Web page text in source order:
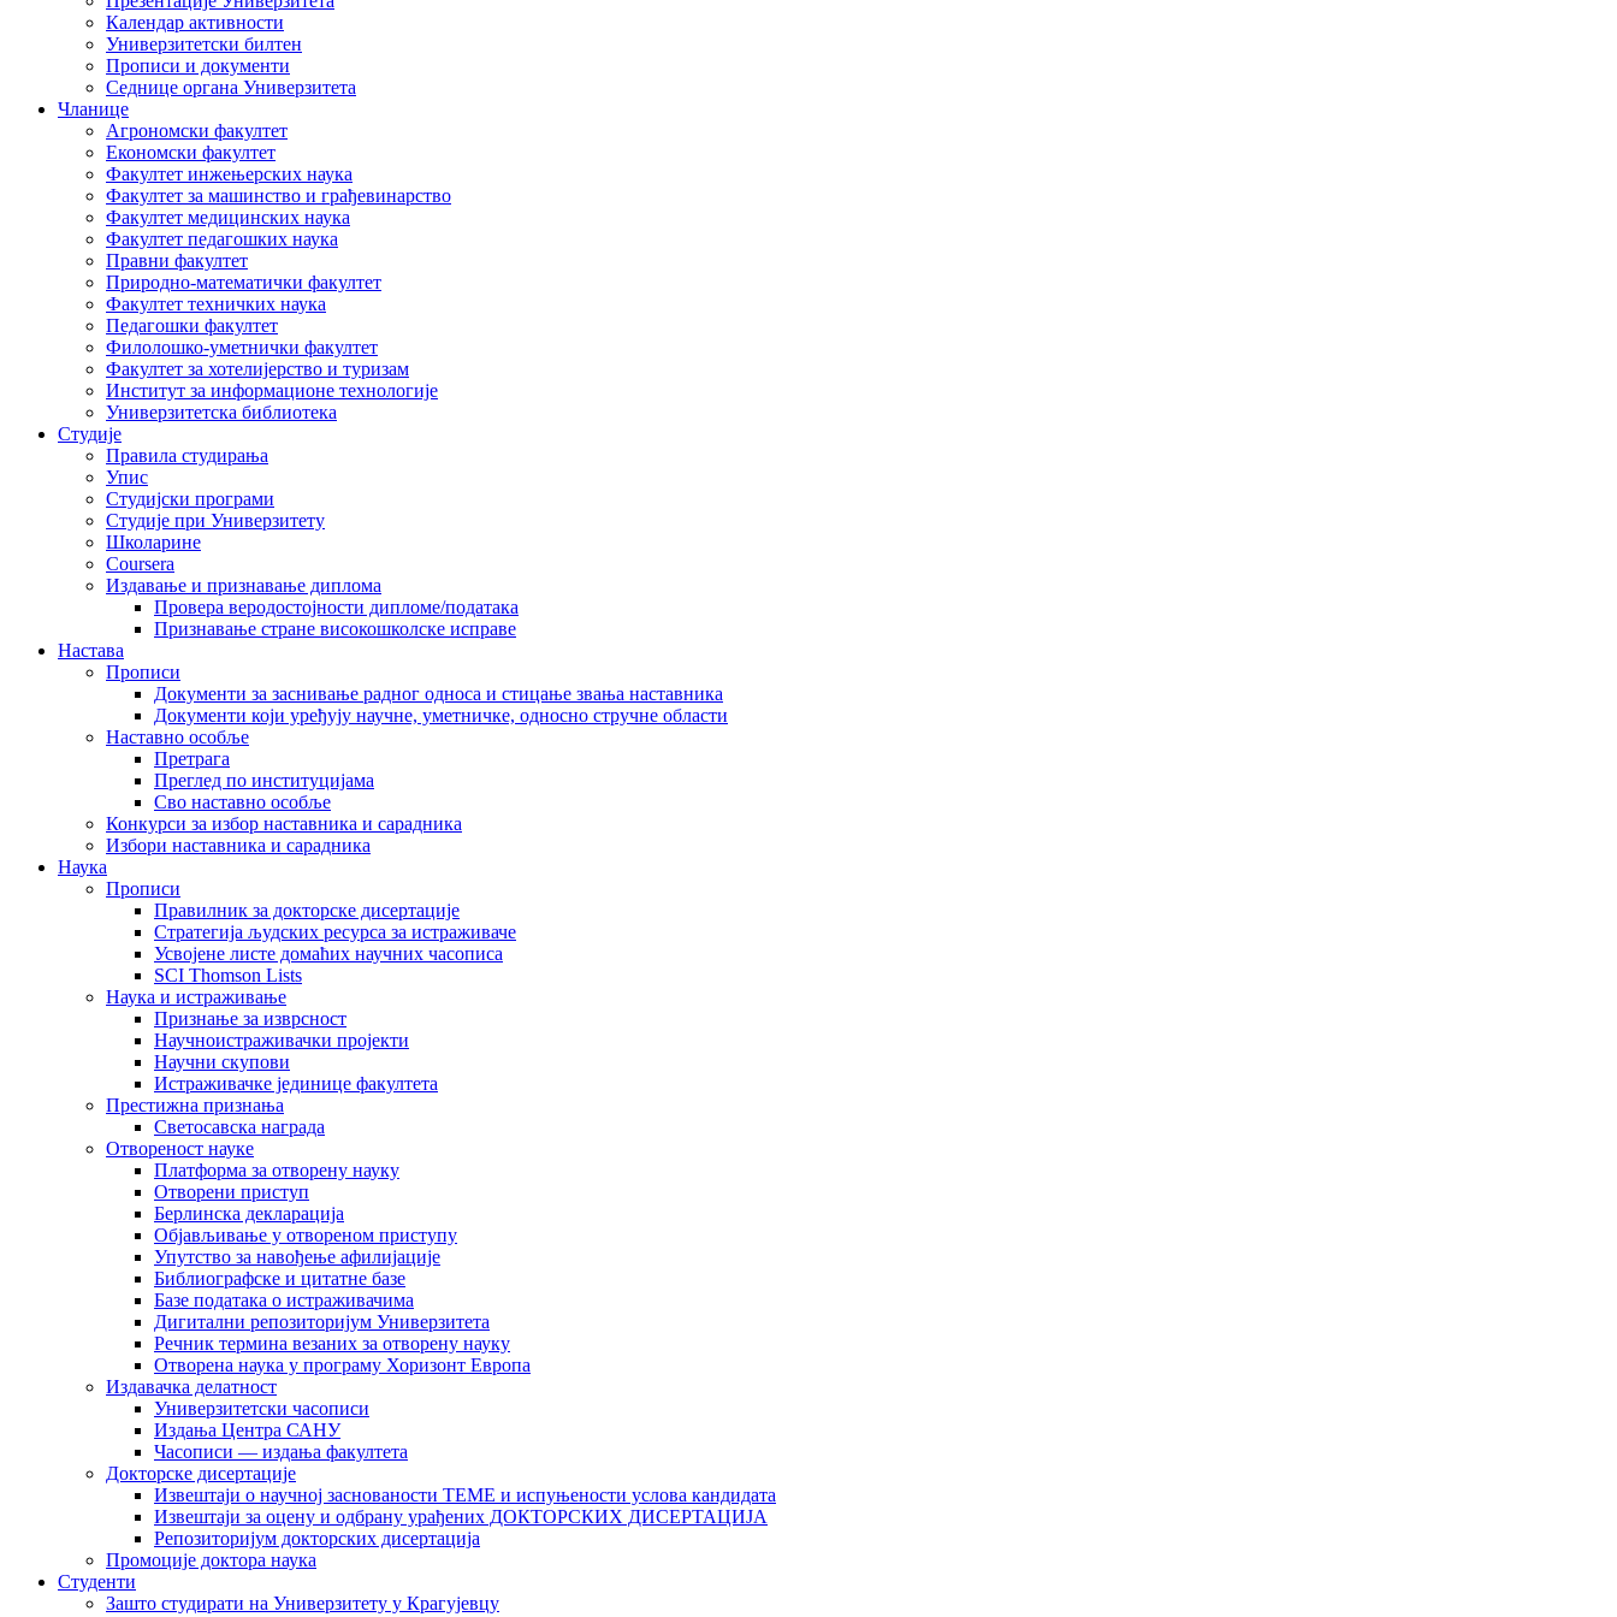
Календар активности
Универзитетски билтен
Прописи и документи
Седнице органа Универзитета
Чланице
Агрономски факултет
Економски факултет
Факултет инжењерских наука
Факултет за машинство и грађевинарство
Факултет медицинских наука
Факултет педагошких наука
Правни факултет
Природно-математички факултет
Факултет техничких наука
Педагошки факултет
Филолошко-уметнички факултет
Факултет за хотелијерство и туризам
Институт за информационе технологије
Универзитетска библиотека
Студије
Правила студирања
Упис
Студијски програми
Студије при Универзитету
Школарине
Coursera
Издавање и признавање диплома
Провера веродостојности дипломе/података
Признавање стране високошколске исправе
Настава
Прописи
Документи за заснивање радног односа и стицање звања наставника
Документи који уређују научне, уметничке, односно стручне области
Наставно особље
Претрага
Преглед по институцијама
Сво наставно особље
Конкурси за избор наставника и сарадника
Избори наставника и сарадника
Наука
Прописи
Правилник за докторске дисертације
Стратегија људских ресурса за истраживаче
Усвојене листе домаћих научних часописа
SCI Thomson Lists
Наука и истраживање
Признање за изврсност
Научноистраживачки пројекти
Научни скупови
Истраживачке јединице факултета
Престижна признања
Светосавска награда
Отвореност науке
Платформа за отворену науку
Отворени приступ
Берлинска декларација
Објављивање у отвореном приступу
Упутство за навођење афилијације
Библиографске и цитатне базе
Базе података о истраживачима
Дигитални репозиторијум Универзитета
Рeчник термина везаних за отворену науку
Отворена наука у програму Хоризонт Европа
Издавачка делатност
Универзитетски часописи
Издања Центра САНУ
Часописи — издања факултета
Докторске дисертације
Извештаји о научној заснованости ТЕМЕ и испуњености услова кандидата
Извештаји за оцену и одбрану урађених ДОКТОРСКИХ ДИСЕРТАЦИЈА
Репозиторијум докторских дисертација
Промоције доктора наука
Студенти
Зашто студирати на Универзитету у Крагујевцу